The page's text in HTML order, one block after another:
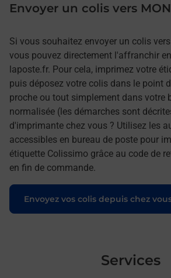
Envoyer un colis vers
Si vous souhaitez envoyer un colis
vous pouvez directement l'affranchir
laposte.fr. Pour cela, imprimez votre
puis déposez votre colis dans le point
proche ou tout simplement dans votre
normalisée (les démarches sont
d'imprimante chez vous ? Utilisez les
accessibles en bureau de poste pour
étiquette Colissimo grâce au code de
en fin de commande.
Envoyez vos colis depuis chez
Le lien s'ouvre dans un nouvel onglet
Services